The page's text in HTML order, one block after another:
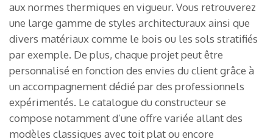
aux normes thermiques en vigueur. Vous retrouverez
une large gamme de styles architecturaux ainsi que
divers matériaux comme le bois ou les sols stratifiés
par exemple. De plus, chaque projet peut être
personnalisé en fonction des envies du client grâce à
un accompagnement dédié par des professionnels
expérimentés. Le catalogue du constructeur se
compose notamment d’une offre variée allant des
modèles classiques avec toit plat ou encore